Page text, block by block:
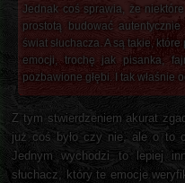
Jednak coś sprawia, że
prostotą budować
świat słuchacza. A są takie,
emocji, trochę jak pisanka,
pozbawione głębi. I tak właśnie
Z tym stwierdzeniem akurat
już coś było czy nie, ale o to
Jednym wychodzi to lepiej
słuchacz, który te emocje